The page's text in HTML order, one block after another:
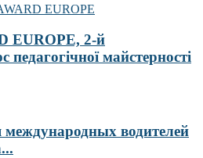
EUROPE, 2-й
майстерності
водителей